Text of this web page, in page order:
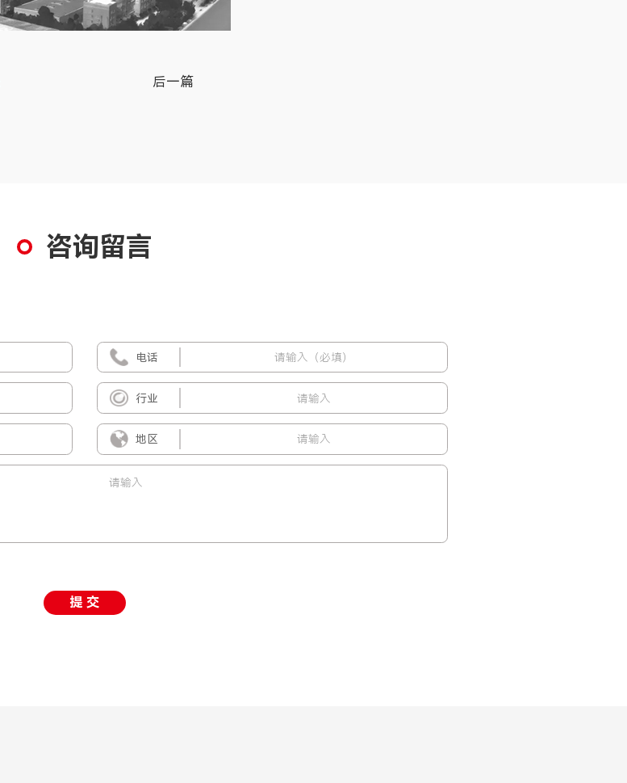
后一篇
咨询留言
电话
行业
地区
提 交